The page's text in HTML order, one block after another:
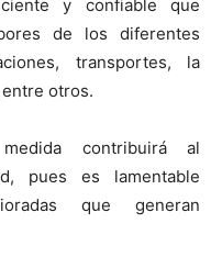
y confiable que
de los diferentes
transportes, la
otros.
contribuirá al
pues es lamentable
que generan